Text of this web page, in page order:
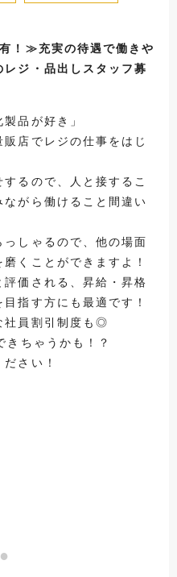
！≫充実の待遇で働きや
ジ・品出しスタッフ募
品が好き」
店でレジの仕事をはじ
るので、人と接するこ
がら働けること間違い
しゃるので、他の場面
くことができますよ！
価される、昇給・昇格
指す方にも最適です！
社員割引制度も◎
ちゃうかも！？
さい！